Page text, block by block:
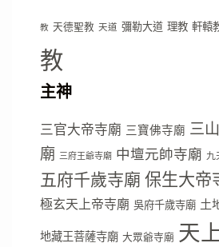
教 天德聖教 天道 彌勒大道 理教 軒轅
教
主神
三官大帝寺廟 三寶佛寺廟 三
廟 三府王爺寺廟 中壇元帥寺廟 九
五府千歲寺廟 保生大帝
極玄天上帝寺廟 吳府千歲寺廟 土
地藏王菩薩寺廟 大眾爺寺廟 天